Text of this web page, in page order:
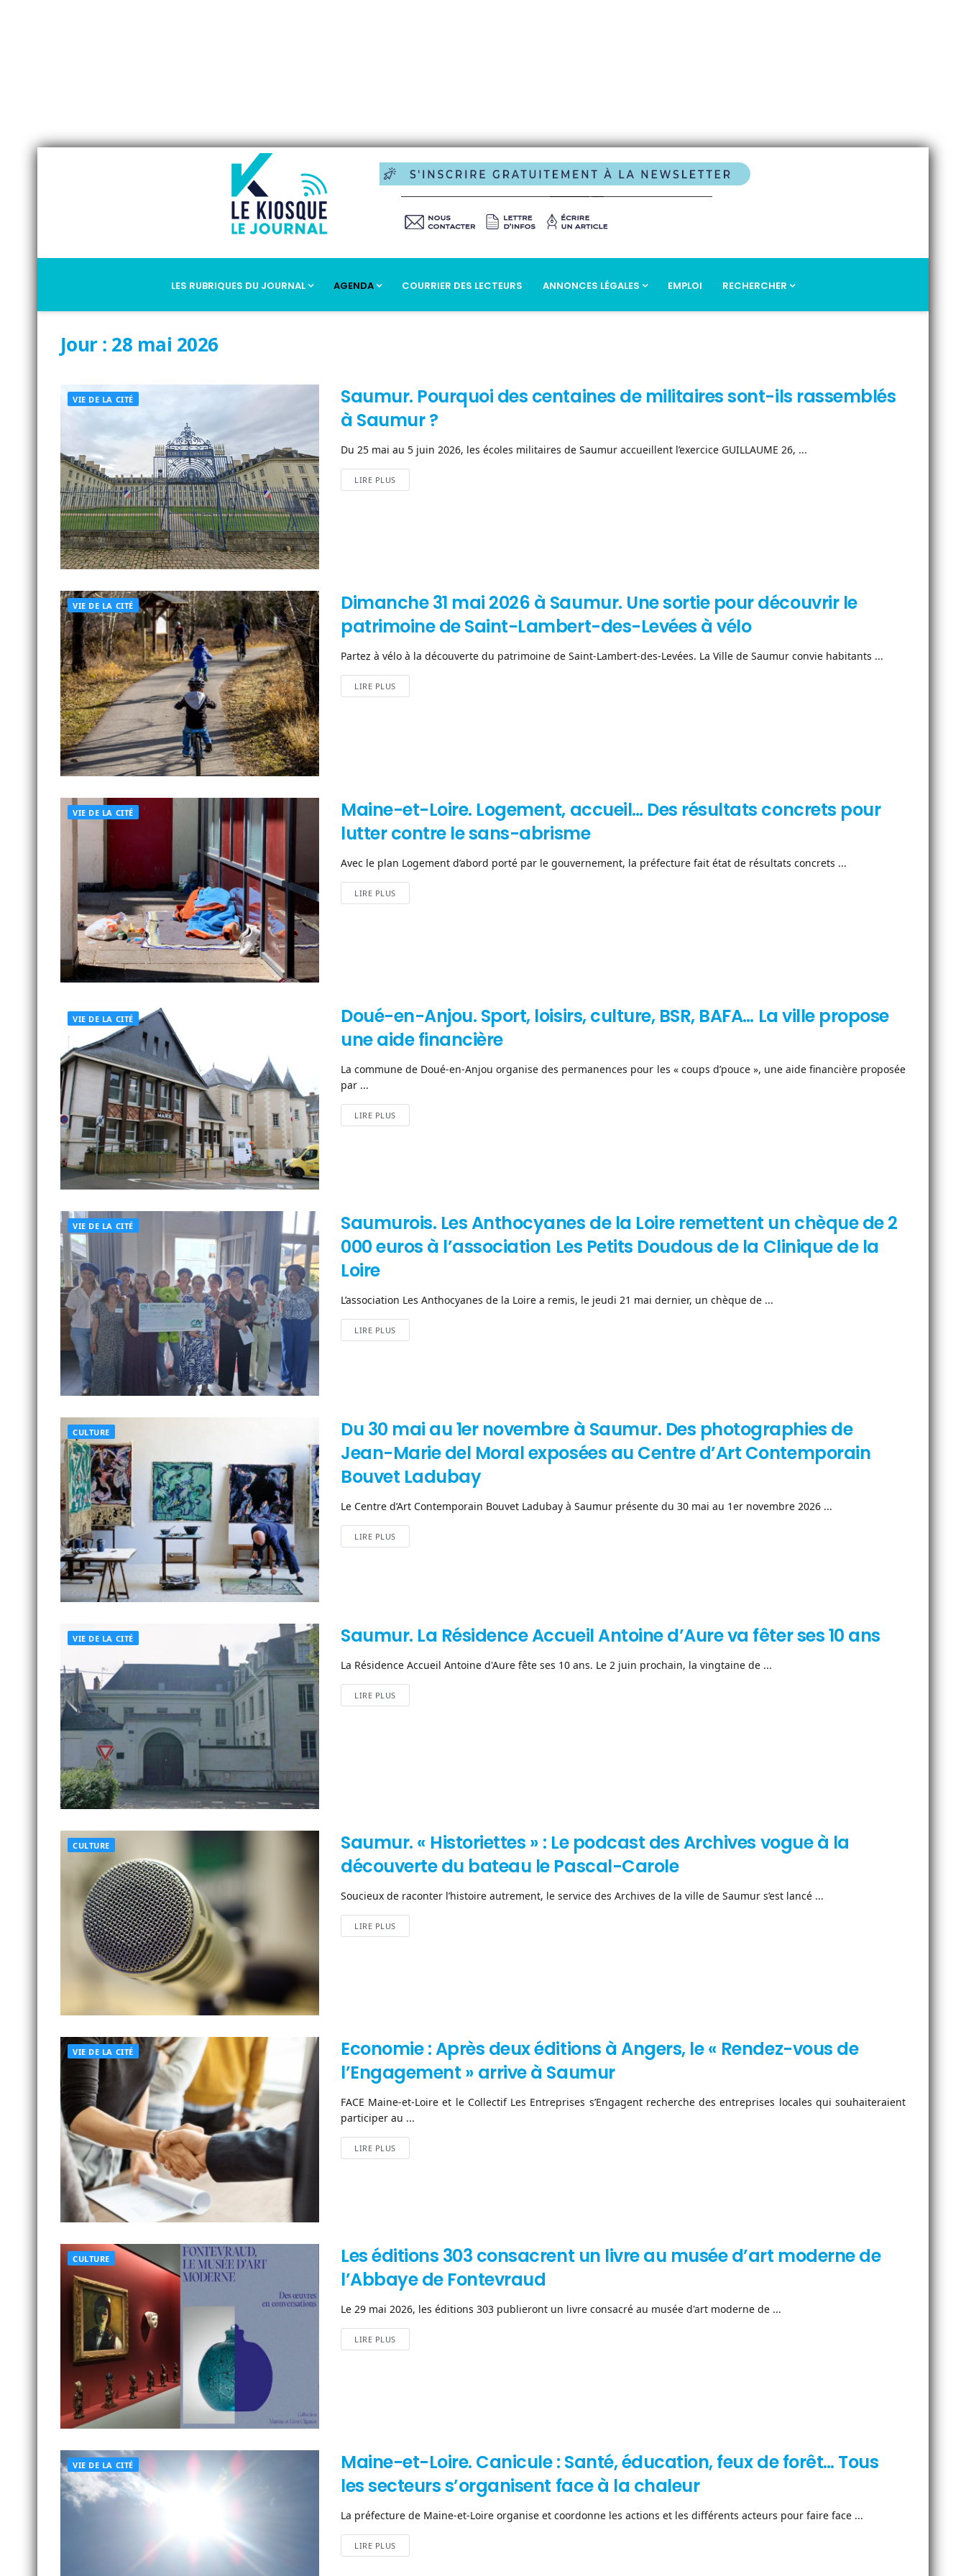
LES RUBRIQUES DU JOURNAL AGENDA COURRIER DES LECTEURS ANNONCES LÉGALES EMPLOI RECHERCHER
Jour : 28 mai 2026
VIE DE LA CITÉ
Saumur. Pourquoi des centaines de militaires sont-ils rassemblés
à Saumur ?
Du 25 mai au 5 juin 2026, les écoles militaires de Saumur accueillent l’exercice GUILLAUME 26, ...
LIRE PLUS
VIE DE LA CITÉ
Dimanche 31 mai 2026 à Saumur. Une sortie pour découvrir le
patrimoine de Saint-Lambert-des-Levées à vélo
Partez à vélo à la découverte du patrimoine de Saint-Lambert-des-Levées. La Ville de Saumur convie habitants ...
LIRE PLUS
VIE DE LA CITÉ
Maine-et-Loire. Logement, accueil… Des résultats concrets pour
lutter contre le sans-abrisme
Avec le plan Logement d’abord porté par le gouvernement, la préfecture fait état de résultats concrets ...
LIRE PLUS
VIE DE LA CITÉ
Doué-en-Anjou. Sport, loisirs, culture, BSR, BAFA… La ville propose
une aide financière
La commune de Doué-en-Anjou organise des permanences pour les « coups d’pouce », une aide financière proposée
par ...
LIRE PLUS
VIE DE LA CITÉ
Saumurois. Les Anthocyanes de la Loire remettent un chèque de 2
000 euros à l’association Les Petits Doudous de la Clinique de la
Loire
L’association Les Anthocyanes de la Loire a remis, le jeudi 21 mai dernier, un chèque de ...
LIRE PLUS
CULTURE
Du 30 mai au 1er novembre à Saumur. Des photographies de
Jean-Marie del Moral exposées au Centre d’Art Contemporain
Bouvet Ladubay
Le Centre d’Art Contemporain Bouvet Ladubay à Saumur présente du 30 mai au 1er novembre 2026 ...
LIRE PLUS
VIE DE LA CITÉ Saumur. La Résidence Accueil Antoine d’Aure va fêter ses 10 ans
La Résidence Accueil Antoine d'Aure fête ses 10 ans. Le 2 juin prochain, la vingtaine de ...
LIRE PLUS
CULTURE
Saumur. « Historiettes » : Le podcast des Archives vogue à la
découverte du bateau le Pascal-Carole
Soucieux de raconter l’histoire autrement, le service des Archives de la ville de Saumur s’est lancé ...
LIRE PLUS
VIE DE LA CITÉ
Economie : Après deux éditions à Angers, le « Rendez-vous de
l’Engagement » arrive à Saumur
FACE Maine-et-Loire et le Collectif Les Entreprises s’Engagent recherche des entreprises locales qui souhaiteraient
participer au ...
LIRE PLUS
CULTURE
Les éditions 303 consacrent un livre au musée d’art moderne de
l’Abbaye de Fontevraud
Le 29 mai 2026, les éditions 303 publieront un livre consacré au musée d'art moderne de ...
LIRE PLUS
VIE DE LA CITÉ
Maine-et-Loire. Canicule : Santé, éducation, feux de forêt… Tous
les secteurs s’organisent face à la chaleur
La préfecture de Maine-et-Loire organise et coordonne les actions et les différents acteurs pour faire face ...
LIRE PLUS